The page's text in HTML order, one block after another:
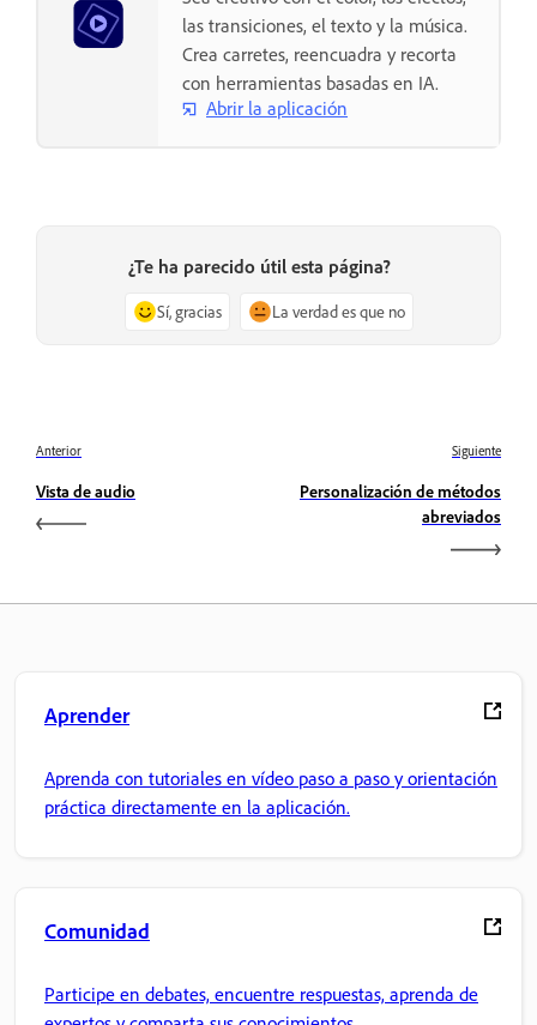
las transiciones, el texto y la música.
Crea carretes, reencuadra y recorta
con herramientas basadas en IA.
Abrir la aplicación
¿Te ha parecido útil esta página?
Sí, gracias La verdad es que no
Anterior
Vista de audio
Siguiente
Personalización de métodos
abreviados
Aprender
Aprenda con tutoriales en vídeo paso a paso y orientación
práctica directamente en la aplicación.
Comunidad
Participe en debates, encuentre respuestas, aprenda de